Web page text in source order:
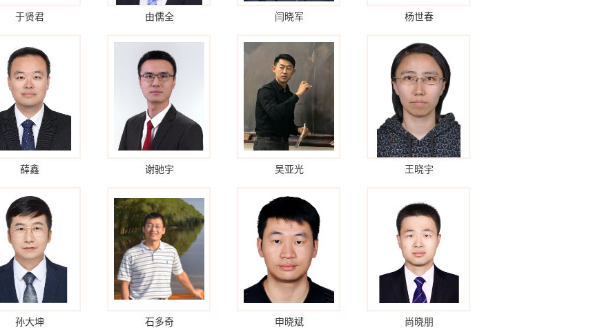
于贤君 由儒全 闫晓军 杨世春
薛鑫 谢驰宇 吴亚光 王晓宇
孙大坤 石多奇 申晓斌 尚晓朋